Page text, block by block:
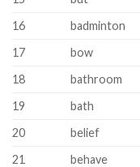
16
badminton
17
bow
18
bathroom
19
bath
20
belief
21
behave